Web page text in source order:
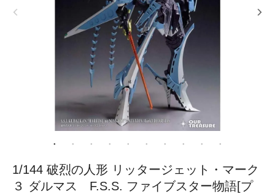
1/144 破烈の人形 リッタージェット・マーク
３ ダルマス F.S.S. ファイブスター物語[プ